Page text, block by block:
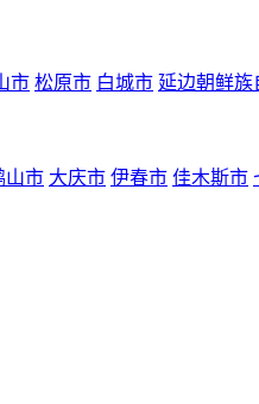
市 松原市 白城市 延边朝鲜族
山市 大庆市 伊春市 佳木斯市